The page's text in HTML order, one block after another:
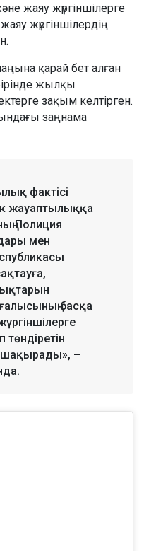
жаяу жүргіншілерге
жүргіншілердің
қарай бет алған
жылқы
зақым келтірген.
заңнама
фактісі
жауаптылыққа
Полиция
мен
басқа
шақырады», –